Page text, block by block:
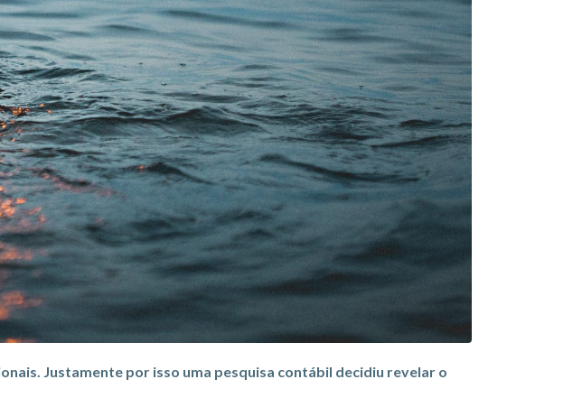
Justamente por isso uma pesquisa contábil decidiu revelar o